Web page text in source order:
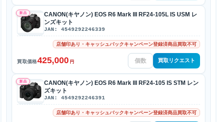
新品
CANON(キヤノン) EOS R6 Mark III RF24-105L IS USM レ
ンズキット
JAN: 4549292246339
店舗印あり・キャッシュバックキャンペーン登録済商品買取不可
買取価格425,000 円 買取リクエスト
新品
CANON(キヤノン) EOS R6 Mark III RF24-105 IS STM レン
ズキット
JAN: 4549292246391
店舗印あり・キャッシュバックキャンペーン登録済商品買取不可